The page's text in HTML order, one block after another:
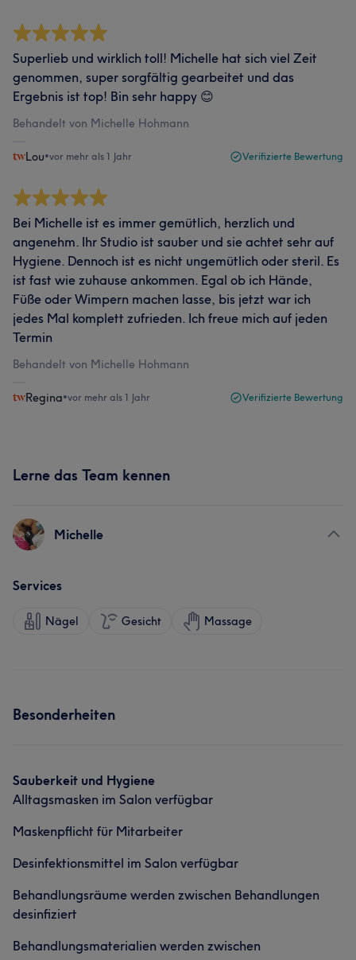
Superlieb und wirklich toll! Michelle hat sich viel Zeit
genommen, super sorgfältig gearbeitet und das
Ergebnis ist top! Bin sehr happy 😊
Behandelt von Michelle Hohmann
Lou•vor mehr als 1 Jahr Verifizierte Bewertung
Bei Michelle ist es immer gemütlich, herzlich und
angenehm. Ihr Studio ist sauber und sie achtet sehr auf
Hygiene. Dennoch ist es nicht ungemütlich oder steril. Es
ist fast wie zuhause ankommen. Egal ob ich Hände,
Füße oder Wimpern machen lasse, bis jetzt war ich
jedes Mal komplett zufrieden. Ich freue mich auf jeden
Termin
Behandelt von Michelle Hohmann
Regina•vor mehr als 1 Jahr Verifizierte Bewertung
Lerne das Team kennen
Michelle
Services
Nägel Gesicht Massage
Besonderheiten
Sauberkeit und Hygiene
Alltagsmasken im Salon verfügbar
Maskenpflicht für Mitarbeiter
Desinfektionsmittel im Salon verfügbar
Behandlungsräume werden zwischen Behandlungen
desinfiziert
Behandlungsmaterialien werden zwischen